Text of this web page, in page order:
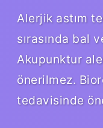
Alerjik astım
sırasında bal
Akupunktur
önerilmez.
tedavisinde